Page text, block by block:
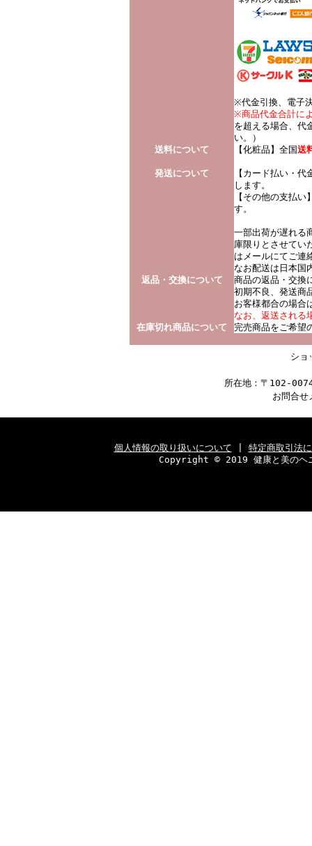
※代金引換、電子
※商品代金合計に
を超える場合、代
い。）
送料について
【化粧品】全国送
発送について
【カード払い・
します。
【その他の支払
す。
一部出荷が遅れる
庫限りとさせてい
はメールにてご連
なお配送は日本国
返品・交換について
商品の返品・交換
初期不良、発送商
お客様都合の場合
なお、返送され
在庫切れ商品について
完売商品をご希望
ショ
所在地：〒102-
お問合せ
個人情報の取り扱いについて
特定商取引法
Copyright © 2019 健康と美の